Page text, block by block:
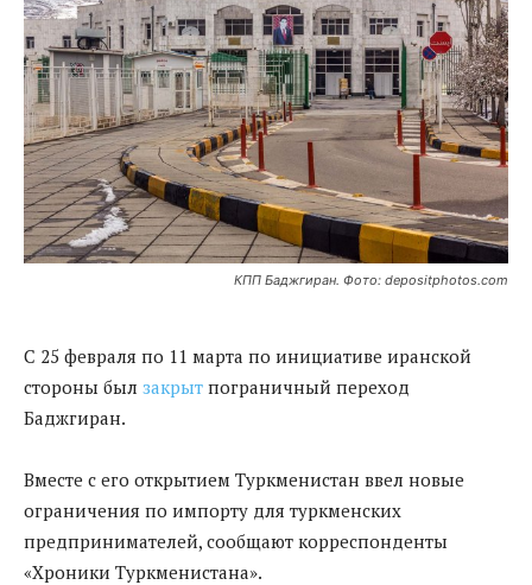
КПП Баджгиран. Фото: depositphotos.com
С 25 февраля по 11 марта по инициативе иранской
стороны был закрыт пограничный переход
Баджгиран.
Вместе с его открытием Туркменистан ввел новые
ограничения по импорту для туркменских
предпринимателей, сообщают корреспонденты
«Хроники Туркменистана».